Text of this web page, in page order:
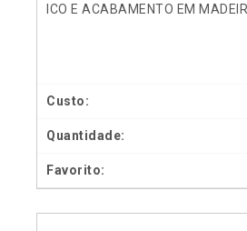
ICO E ACABAMENTO EM